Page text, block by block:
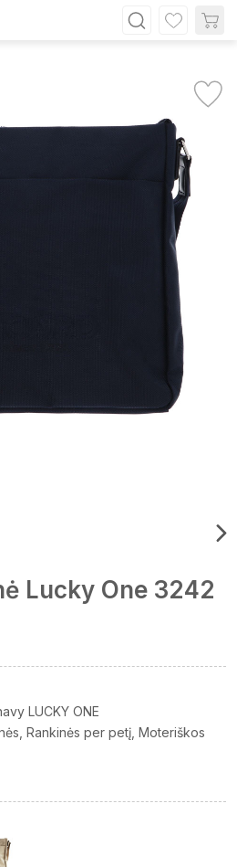
Lucky One 3242
LUCKY ONE
Rankinės per petį Moteriškos